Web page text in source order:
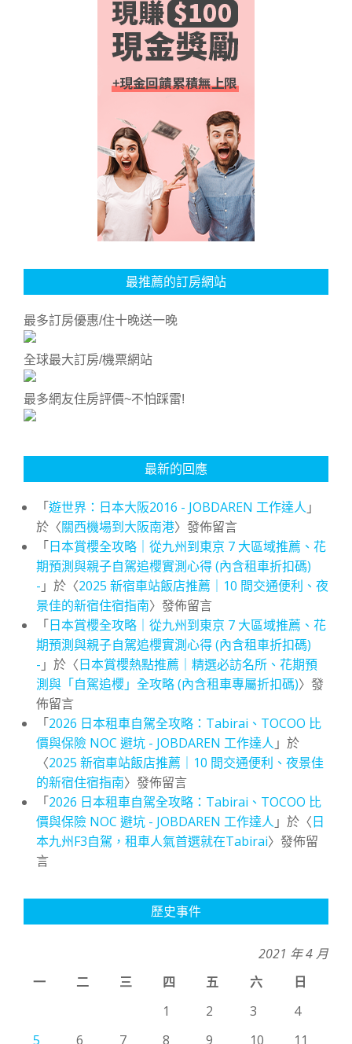
最推薦的訂房網站
最多訂房優惠/住十晚送一晚
全球最大訂房/機票網站
最多網友住房評價~不怕踩雷!
最新的回應
「遊世界：日本大阪2016 - JOBDAREN 工作達人 」
於〈關西機場到大阪南港〉發佈留言
「日本賞櫻全攻略｜從九州到東京 7 大區域推薦、花
期預測與親子自駕追櫻實測心得 (內含租車折扣碼)
- 」於〈2025 新宿車站飯店推薦｜10 間交通便利、夜
景佳的新宿住宿指南〉發佈留言
「日本賞櫻全攻略｜從九州到東京 7 大區域推薦、花
期預測與親子自駕追櫻實測心得 (內含租車折扣碼)
- 」於〈日本賞櫻熱點推薦｜精選必訪名所、花期預
測與「自駕追櫻」全攻略 (內含租車專屬折扣碼)〉發
佈留言
「2026 日本租車自駕全攻略：Tabirai、TOCOO 比
價與保險 NOC 避坑 - JOBDAREN 工作達人 」於
〈2025 新宿車站飯店推薦｜10 間交通便利、夜景佳
的新宿住宿指南〉發佈留言
「2026 日本租車自駕全攻略：Tabirai、TOCOO 比
價與保險 NOC 避坑 - JOBDAREN 工作達人 」於〈日
本九州F3自駕，租車人氣首選就在Tabirai〉發佈留
言
歷史事件
2021 年 4 月
一
二 三 四 五 六
日
1
2 3
4
5
6 7 8 9 10
11